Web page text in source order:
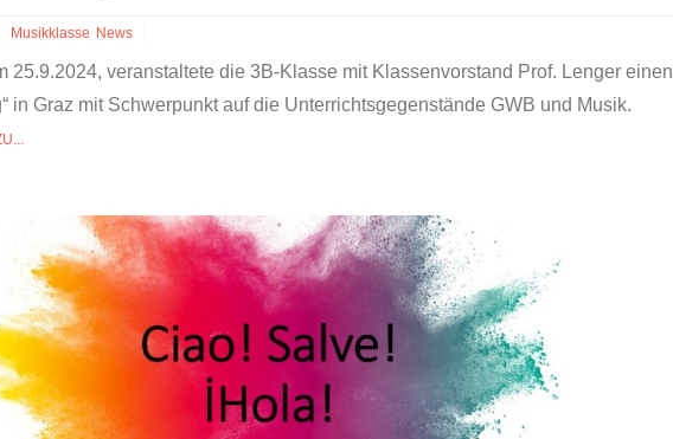
Musikklasse News
25.9.2024, veranstaltete die 3B-Klasse mit Klassenvorstand Prof. Lenger einen
in Graz mit Schwerpunkt auf die Unterrichtsgegenstände GWB und Musik.